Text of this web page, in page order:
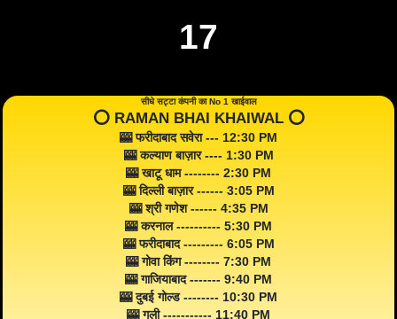
17
सीधे सट्टा कंपनी का No 1 खाईवाल
⭕️ RAMAN BHAI KHAIWAL ⭕️
🎰 फरीदाबाद सवेरा --- 12:30 PM
🎰 कल्याण बाज़ार ---- 1:30 PM
🎰 खाटू धाम -------- 2:30 PM
🎰 दिल्ली बाज़ार ------ 3:05 PM
🎰 श्री गणेश ------ 4:35 PM
🎰 करनाल ---------- 5:30 PM
🎰 फरीदाबाद --------- 6:05 PM
🎰 गोवा किंग -------- 7:30 PM
🎰 गाजियाबाद ------- 9:40 PM
🎰 दुबई गोल्ड -------- 10:30 PM
🎰 गली ----------- 11:40 PM